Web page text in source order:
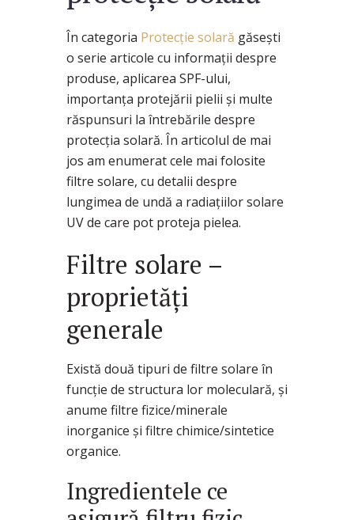
În categoria Protecție solară găsești
o serie articole cu informații despre
produse, aplicarea SPF-ului,
importanța protejării pielii și multe
răspunsuri la întrebările despre
protecția solară. În articolul de mai
jos am enumerat cele mai folosite
filtre solare, cu detalii despre
lungimea de undă a radiațiilor solare
UV de care pot proteja pielea.
Filtre solare –
proprietăți
generale
Există două tipuri de filtre solare în
funcție de structura lor moleculară, şi
anume filtre fizice/minerale
inorganice şi filtre chimice/sintetice
organice.
Ingredientele ce